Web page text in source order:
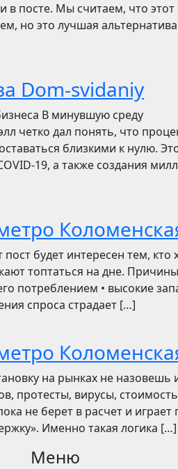
в посте. Мы считаем, что этот
но это лучшая альтернатива
Dom-svidaniy
В минувшую среду
четко дал понять, что
близкими к нулю.
19, а также создания
будет интересен тем, кто
топтаться на дне. Причины
потреблением • высокие
спроса страдает […]
на рынках не назовешь
протесты, вирусы, стоимость
не берет в расчет и играет
Именно такая логика […]
Меню